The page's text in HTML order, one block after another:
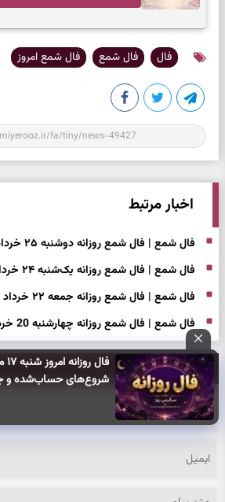
شروع‌های حساب‌شده و
فال فال شمع فال شمع امروز
اخبار مرتبط
فال شمع | فال شمع روزانه دوشنبه ۲۵ خرداد ۱۴۰۵
فال شمع | فال شمع روزانه یک‌شنبه ۲۴ خرداد ۱۴۰۵
فال شمع | فال شمع روزانه جمعه ۲۲ خرداد ۱۴۰۵
فال شمع | فال شمع روزانه چهارشنبه 20 خرداد 140
ارسال نظر: